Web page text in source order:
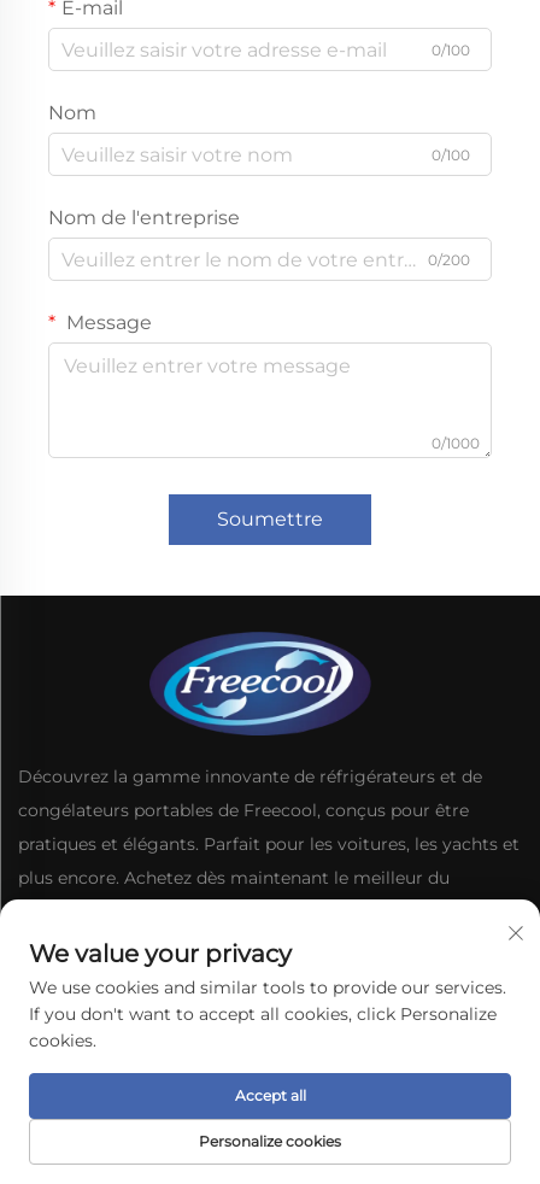
E-mail
0/100
Nom
0/100
Nom de l'entreprise
0/200
Message
0/1000
Soumettre
Découvrez la gamme innovante de réfrigérateurs et de
congélateurs portables de Freecool, conçus pour être
pratiques et élégants. Parfait pour les voitures, les yachts et
plus encore. Achetez dès maintenant le meilleur du
CONTACTEZ-NOUS
Parc industriel Yuxing, 50 rue Est de la 4e route de
Zhongshan, Guangdong
We value your privacy
We use cookies and similar tools to provide our services.
If you don't want to accept all cookies, click Personalize
cookies.
Personalize cookies
Accept all